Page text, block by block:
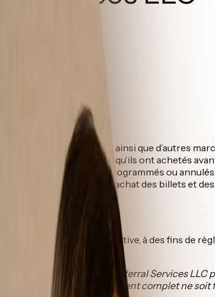
Services LLC (« IRS»), ainsi que d’autres
pour les billets qu’ils ont achetés
suite été reportés, reprogrammés ou
intégral du prix d’achat des billets et
cette action collective, à des fins de
auprès de Internet Referral Services LLC
sans qu’un remboursement complet ne